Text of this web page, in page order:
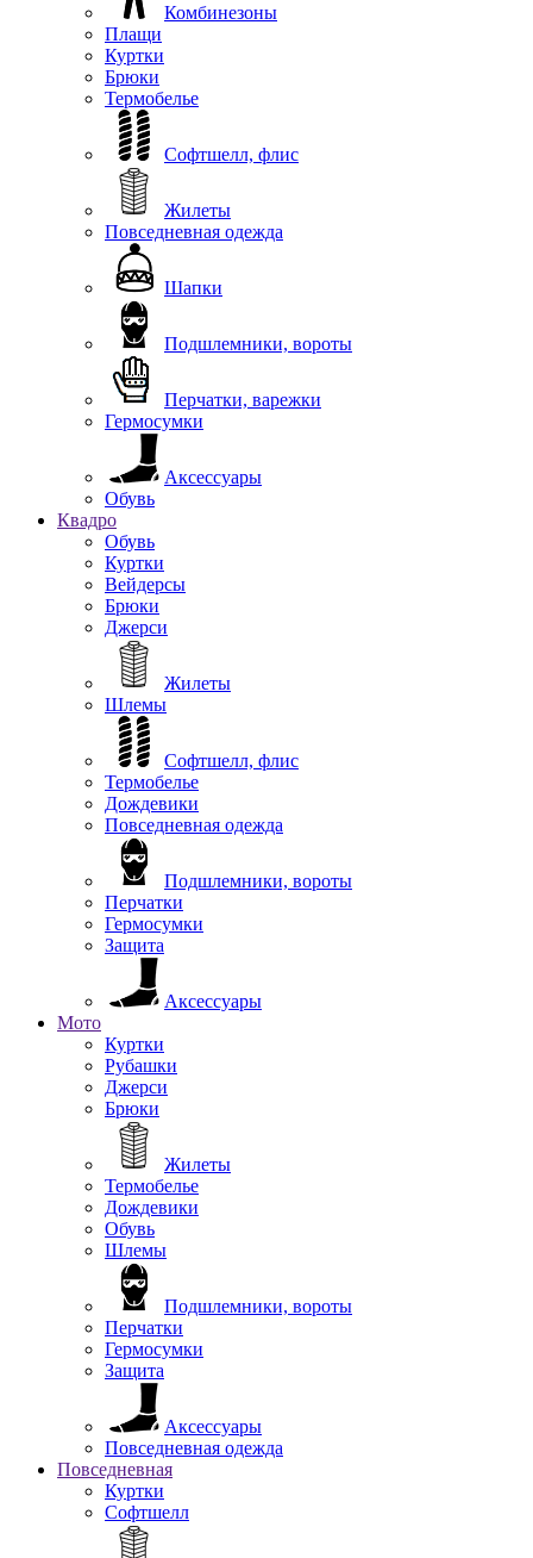
Комбинезоны
Плащи
Куртки
Брюки
Термобелье
Софтшелл, флис
Жилеты
Повседневная одежда
Шапки
Подшлемники, вороты
Перчатки, варежки
Гермосумки
Аксессуары
Обувь
Квадро
Обувь
Куртки
Вейдерсы
Брюки
Джерси
Жилеты
Шлемы
Софтшелл, флис
Термобелье
Дождевики
Повседневная одежда
Подшлемники, вороты
Перчатки
Гермосумки
Защита
Аксессуары
Мото
Куртки
Рубашки
Джерси
Брюки
Жилеты
Термобелье
Дождевики
Обувь
Шлемы
Подшлемники, вороты
Перчатки
Гермосумки
Защита
Аксессуары
Повседневная одежда
Повседневная
Куртки
Софтшелл